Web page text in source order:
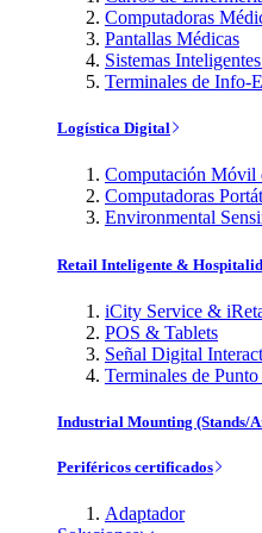
Computadoras
Pantallas Médicas
Sistemas
Terminales de Info-
Logística Digital
Computación Móvil
Computadoras
Environmental
Retail Inteligente &
iCity Service &
POS & Tablets
Señal Digital
Terminales de
Industrial Mounting (Stands/
Periféricos certificados
Adaptador